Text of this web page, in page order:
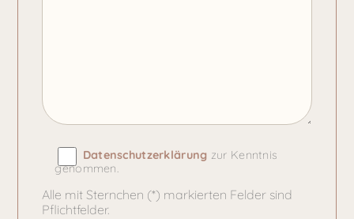
Datenschutzerklärung zur Kenntnis
genommen.
Alle mit Sternchen (*) markierten Felder sind
Pflichtfelder.